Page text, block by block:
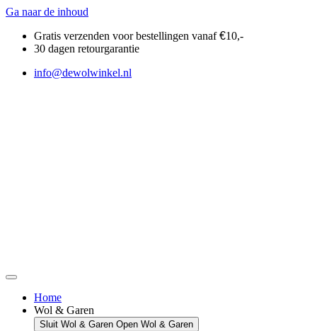
Ga naar de inhoud
Gratis verzenden voor bestellingen vanaf€10,-
30 dagen retourgarantie
info@dewolwinkel.nl
Home
Wol & Garen
Sluit Wol & Garen Open Wol & Garen